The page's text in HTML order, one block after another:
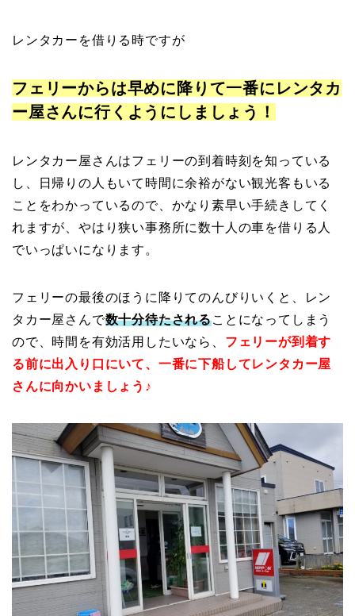
レンタカーを借りる時ですが
フェリーからは早めに降りて一番にレンタカ
ー屋さんに行くようにしましょう！
レンタカー屋さんはフェリーの到着時刻を知っている
し、日帰りの人もいて時間に余裕がない観光客もいる
ことをわかっているので、かなり素早い手続きしてく
れますが、やはり狭い事務所に数十人の車を借りる人
でいっぱいになります。
フェリーの最後のほうに降りてのんびりいくと、レン
タカー屋さんで数十分待たされることになってしまう
ので、時間を有効活用したいなら、 フェリーが到着す
る前に出入り口にいて、一番に下船してレンタカー屋
さんに向かいましょう♪